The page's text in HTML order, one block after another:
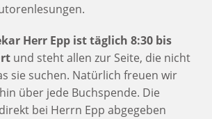
Herr Epp ist täglich 8:30 bis
und steht allen zur Seite, die nicht
sie suchen. Natürlich freuen wir
über jede Buchspende. Die
bei Herrn Epp abgegeben